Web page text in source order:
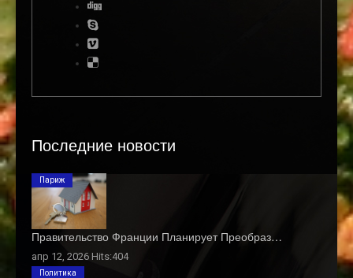
Последние новости
Правительство Франции Планирует Преобраз…
апр 12, 2026 Hits:404
Париж
Политика